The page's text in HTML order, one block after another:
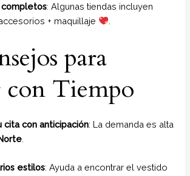
: Algunas tiendas incluyen
+ maquillaje
para
con Tiempo
cita con anticipación: La demanda es alta
estilos: Ayuda a encontrar el vestido